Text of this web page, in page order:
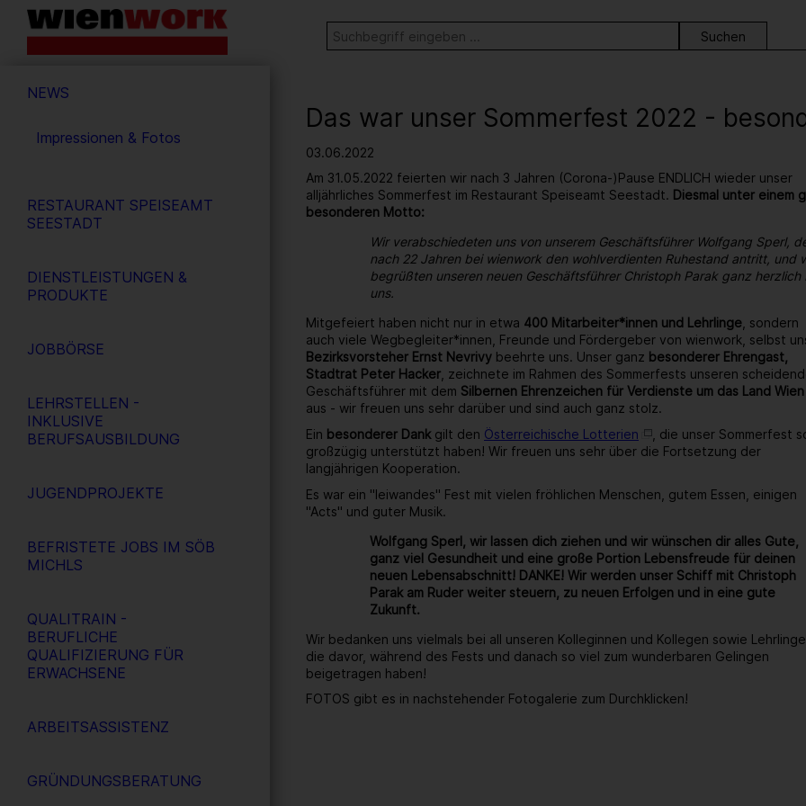
Barrierefreie
Bedienung
Webseite
Stichwortsuche
SUCHE
NEWS
Impressionen & Fotos
RESTAURANT SPEISEAMT
SEESTADT
DIENSTLEISTUNGEN &
PRODUKTE
JOBBÖRSE
LEHRSTELLEN -
INKLUSIVE
BERUFSAUSBILDUNG
JUGENDPROJEKTE
BEFRISTETE JOBS IM SÖB
MICHLS
QUALITRAIN -
BERUFLICHE
QUALIFIZIERUNG FÜR
ERWACHSENE
ARBEITSASSISTENZ
GRÜNDUNGSBERATUNG
Das war unser Sommerfest 2022 -
03.06.2022
Am 31.05.2022 feierten wir nach 3 Jahren (Corona-)Pause ENDLICH wieder unser
alljährliches Sommerfest im Restaurant Speiseamt Seestadt. Diesmal unter einem
besonderen Motto:
Wir verabschiedeten uns von unserem Geschäftsführer Wolfgang Sperl,
nach 22 Jahren bei wienwork den wohlverdienten Ruhestand antritt, und
begrüßten unseren neuen Geschäftsführer Christoph Parak ganz herzlich
uns.
Mitgefeiert haben nicht nur in etwa 400 Mitarbeiter*innen und Lehrlinge , sondern
auch viele Wegbegleiter*innen, Freunde und Fördergeber von wienwork, selbst
Bezirksvorsteher Ernst Nevrivy beehrte uns. Unser ganz besonderer Ehrengast,
Stadtrat Peter Hacker , zeichnete im Rahmen des Sommerfests unseren
Geschäftsführer mit dem Silbernen Ehrenzeichen für Verdienste um das Land Wien
aus - wir freuen uns sehr darüber und sind auch ganz stolz.
Ein besonderer Dank gilt den Österreichische Lotterien
, die unser Sommerfest
großzügig unterstützt haben! Wir freuen uns sehr über die Fortsetzung der
langjährigen Kooperation.
Es war ein "leiwandes" Fest mit vielen fröhlichen Menschen, gutem Essen, einigen
"Acts" und guter Musik.
Wolfgang Sperl, wir lassen dich ziehen und wir wünschen dir alles Gute,
ganz viel Gesundheit und eine große Portion Lebensfreude für deinen
neuen Lebensabschnitt! DANKE! Wir werden unser Schiff mit Christoph
Parak am Ruder weiter steuern, zu neuen Erfolgen und in eine gute
Zukunft.
Wir bedanken uns vielmals bei all unseren Kolleginnen und Kollegen sowie
die davor, während des Fests und danach so viel zum wunderbaren Gelingen
beigetragen haben!
FOTOS gibt es in nachstehender Fotogalerie zum Durchklicken!